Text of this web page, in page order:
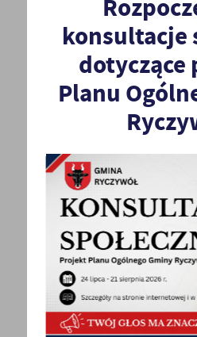
Spodobała Ci się informacja?
- to dla Ciebie staramy się
bardzo nam w
DODAJ
konsultacje
Planu